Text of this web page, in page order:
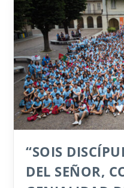
“SOIS
DEL SEÑOR,